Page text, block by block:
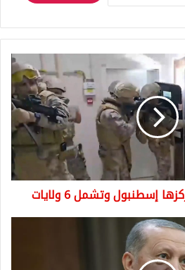
إسطنبول وتشمل 6 ولايات